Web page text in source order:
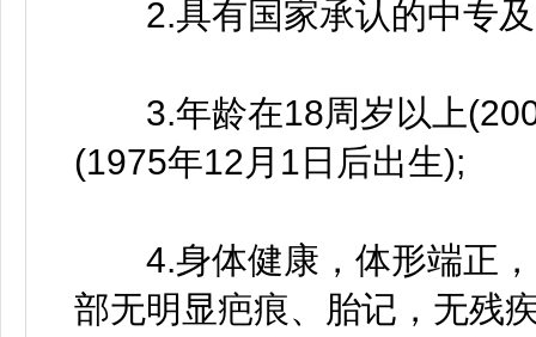
2.具有国家承认的中专及
3.年龄在18周岁以上
(1975年12月1日后出生);
4.身体健康，体形端正，
部无明显疤痕、胎记，无残